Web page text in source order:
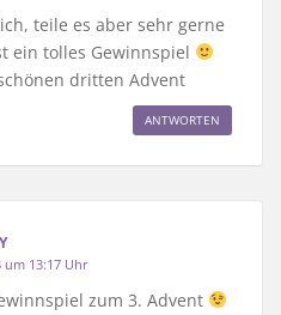
teile es aber sehr gerne
ein tolles Gewinnspiel
dritten Advent
ANTWORTEN
um 13:17 Uhr
zum 3. Advent